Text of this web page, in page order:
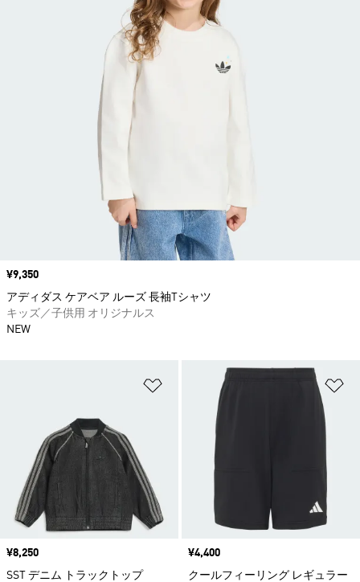
ほしいものリストに追加
価格
¥8,250
SST デニム トラックトップ
価格
¥4,400
クールフィーリング レギュラー
価格
¥9,350
アディダス ケアベア ルーズ 長袖Tシャツ
キッズ／子供用 オリジナルス
NEW